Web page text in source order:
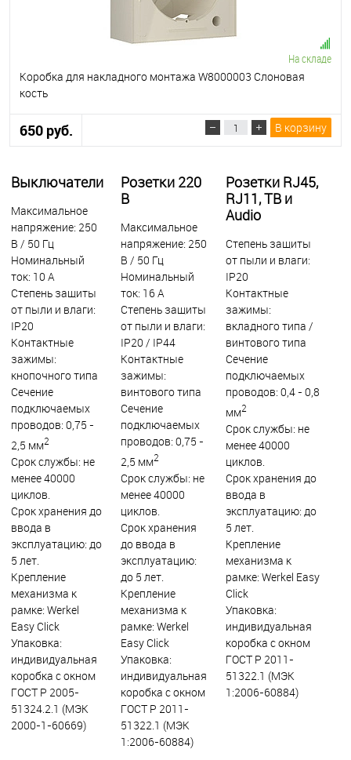
На складе
Коробка для накладного монтажа W8000003 Слоновая
кость
650 руб. В корзину
Выключатели
Максимальное
напряжение: 250
В / 50 Гц
Номинальный
ток: 10 А
Степень защиты
от пыли и влаги:
IP20
Контактные
зажимы:
кнопочного типа
Сечение
подключаемых
проводов: 0,75 -
2,5 мм2
Срок службы: не
менее 40000
циклов.
Срок хранения до
ввода в
эксплуатацию: до
5 лет.
Крепление
механизма к
рамке: Werkel
Easy Click
Упаковка:
индивидуальная
коробка с окном
ГОСТ Р 2005-
51324.2.1 (МЭК
2000-1-60669)
Розетки 220
В
Максимальное
напряжение: 250
В / 50 Гц
Номинальный
ток: 16 А
Степень защиты
от пыли и влаги:
IP20 / IР44
Контактные
зажимы:
винтового типа
Сечение
подключаемых
проводов: 0,75 -
2,5 мм2
Срок службы: не
менее 40000
циклов.
Срок хранения
до ввода в
эксплуатацию:
до 5 лет.
Крепление
механизма к
рамке: Werkel
Easy Click
Упаковка:
индивидуальная
коробка с окном
ГОСТ Р 2011-
51322.1 (МЭК
1:2006-60884)
Розетки RJ45,
RJ11, ТВ и
Audio
Степень защиты
от пыли и влаги:
IР20
Контактные
зажимы:
вкладного типа /
винтового типа
Сечение
подключаемых
проводов: 0,4 - 0,8
мм2
Срок службы: не
менее 40000
циклов.
Срок хранения до
ввода в
эксплуатацию: до
5 лет.
Крепление
механизма к
рамке: Werkel Easy
Click
Упаковка:
индивидуальная
коробка с окном
ГОСТ Р 2011-
51322.1 (МЭК
1:2006-60884)